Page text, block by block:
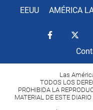
EEUU AMÉRICA
Las
TODOS LOS
PROHIBIDA LA
MATERIAL DE ESTE